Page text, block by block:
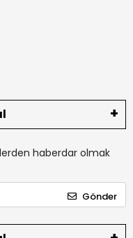
haberdar olmak
Gönder